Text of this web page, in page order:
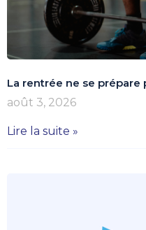
La rentrée ne se prépare
août 3, 2026
Lire la suite »